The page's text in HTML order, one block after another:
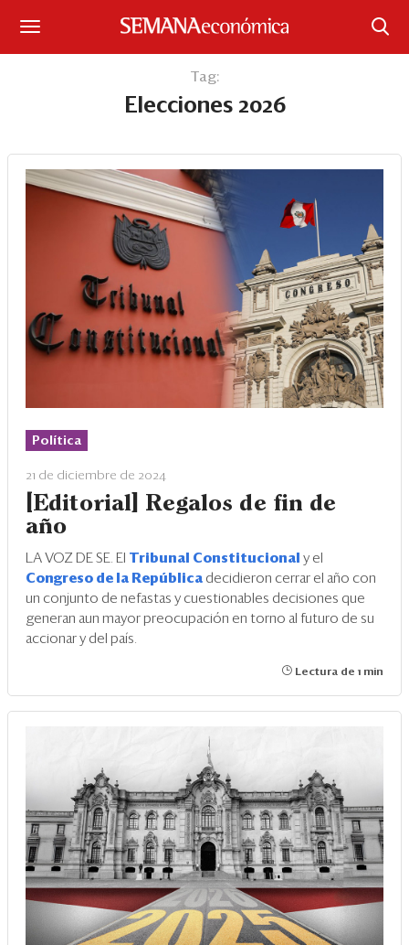
Iniciar sesión
Portada
¿Qué está pasando?
Sectores y Empresas
Management
Economía y Finanzas
Eventos
Blogs
Ranking CEO
Edición Impresa
Tag:
Elecciones 2026
Política
21 de diciembre de 2024
[Editorial] Regalos de fin de
año
LA VOZ DE SE. El Tribunal Constitucional y el
Congreso de la República decidieron cerrar el año con
un conjunto de nefastas y cuestionables decisiones que
generan aun mayor preocupación en torno al futuro de su
accionar y del país.
Lectura de 1 min